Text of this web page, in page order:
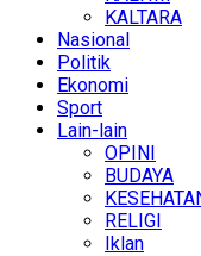
KALTARA
Nasional
Politik
Ekonomi
Sport
Lain-lain
OPINI
BUDAYA
RELIGI
Iklan